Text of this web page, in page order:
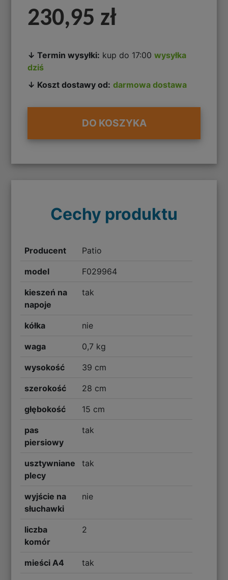
230,95 zł
↓ Termin wysyłki: kup do 17:00wysyłka
dziś
↓ Koszt dostawy od: darmowa dostawa
DO KOSZYKA
Cechy produktu
Producent Patio
model F029964
kieszeń na
napoje
tak
kółka nie
waga 0,7 kg
wysokość 39 cm
szerokość 28 cm
głębokość 15 cm
pas
piersiowy
tak
usztywniane
plecy
tak
wyjście na
słuchawki
nie
liczba
komór
2
mieści A4 tak